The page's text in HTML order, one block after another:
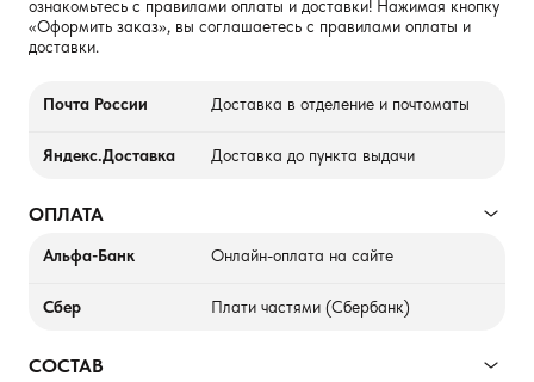
ознакомьтесь с правилами оплаты и доставки! Нажимая кнопку
«Оформить заказ», вы соглашаетесь с правилами оплаты и
доставки.
Почта России Доставка в отделение и почтоматы
Яндекс.Доставка Доставка до пункта выдачи
ОПЛАТА
Альфа-Банк Онлайн-оплата на сайте
Сбер Плати частями (Сбербанк)
СОСТАВ